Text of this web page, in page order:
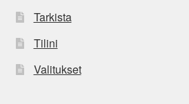
Tarkista
Tilini
Valitukset